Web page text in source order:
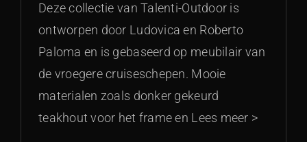
Deze collectie van Talenti-Outdoor is
ontworpen door Ludovica en Roberto
Paloma en is gebaseerd op meubilair van
de vroegere cruiseschepen. Mooie
materialen zoals donker gekeurd
teakhout voor het frame en Lees meer >